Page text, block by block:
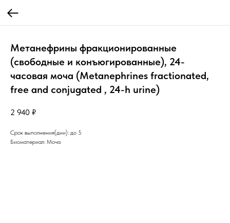
Метанефрины фракционированные
(свободные и конъюгированные), 24-
часовая моча (Metanephrines fractionated,
free and conjugated , 24-h urine)
2 940 ₽
Срок выполнения(дни): до 5
Биоматериал: Моча